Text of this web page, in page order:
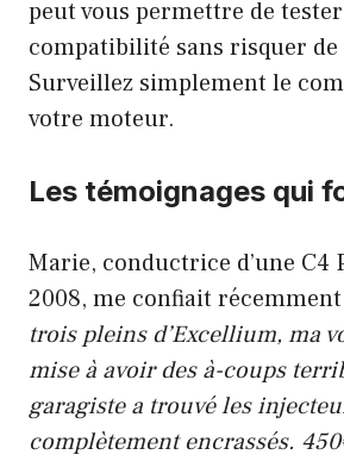
peut vous permettre de
compatibilité sans risquer de
Surveillez simplement le
votre moteur.
Les témoignages qui
Marie, conductrice d’une C4
2008, me confiait
trois pleins d’Excellium, ma
mise à avoir des à-coups
garagiste a trouvé les
complètement encrassés.